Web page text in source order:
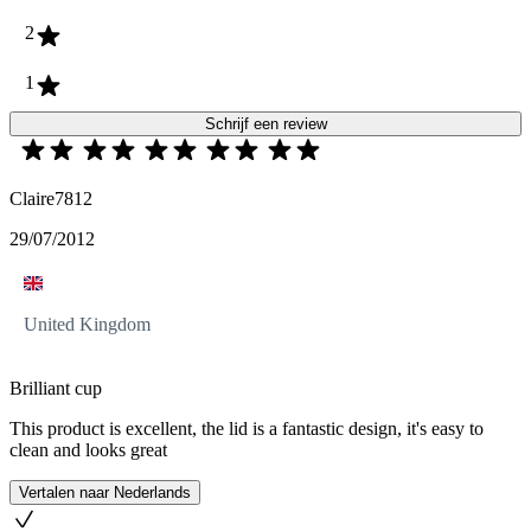
2
1
Schrijf een review
Claire7812
29/07/2012
United Kingdom
Brilliant cup
This product is excellent, the lid is a fantastic design, it's easy to
clean and looks great
Vertalen naar Nederlands